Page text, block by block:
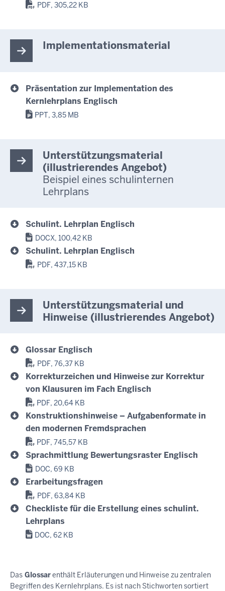
PDF, 305,22 KB
Implementationsmaterial
Präsentation zur Implementation des
Kernlehrplans Englisch
PPT, 3,85 MB
Unterstützungsmaterial
(illustrierendes Angebot)
Beispiel eines schulinternen
Lehrplans
Schulint. Lehrplan Englisch
DOCX, 100,42 KB
Schulint. Lehrplan Englisch
PDF, 437,15 KB
Unterstützungsmaterial und
Hinweise (illustrierendes Angebot)
Glossar Englisch
PDF, 76,37 KB
Korrekturzeichen und Hinweise zur Korrektur
von Klausuren im Fach Englisch
PDF, 20,64 KB
Konstruktionshinweise – Aufgabenformate in
den modernen Fremdsprachen
PDF, 745,57 KB
Sprachmittlung Bewertungsraster Englisch
DOC, 69 KB
Erarbeitungsfragen
PDF, 63,84 KB
Checkliste für die Erstellung eines schulint.
Lehrplans
DOC, 62 KB
Das Glossarenthält Erläuterungen und Hinweise zu zentralen
Begriffen des Kernlehrplans. Es ist nach Stichworten sortiert